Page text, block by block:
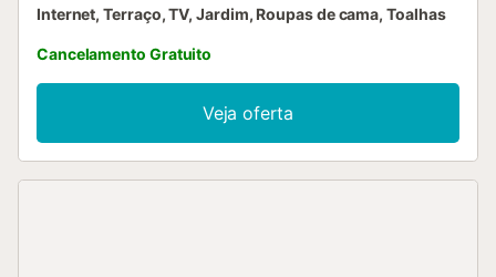
Internet, Terraço, TV, Jardim, Roupas de cama, Toalhas
Cancelamento Gratuito
Veja oferta